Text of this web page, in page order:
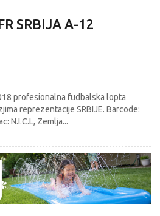
SRBIJA A-12
profesionalna fudbalska lopta
reprezentacije SRBIJE. Barcode:
N.I.C.L, Zemlja...